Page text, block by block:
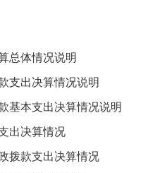
体情况说明
出决算情况说明
本支出决算情况说明
出决算情况
款支出决算情况